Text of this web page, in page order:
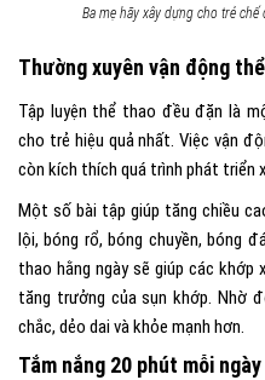
Ba mẹ hãy xây dựng cho trẻ
Thường xuyên vận động
Tập luyện thể thao đều đặn là
cho trẻ hiệu quả nhất. Việc vận
còn kích thích quá trình phát triển
Một số bài tập giúp tăng chiều
lội, bóng rổ, bóng chuyền, bóng
thao hằng ngày sẽ giúp các
tăng trưởng của sụn khớp. Nhờ
chắc, dẻo dai và khỏe mạnh hơn.
Tắm nắng 20 phút mỗi ngày